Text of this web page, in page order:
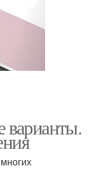
варианты.